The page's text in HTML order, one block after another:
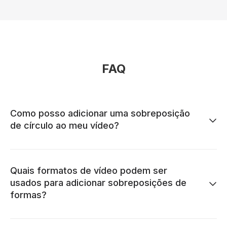
FAQ
Como posso adicionar uma sobreposição
de círculo ao meu vídeo?
Quais formatos de vídeo podem ser
usados para adicionar sobreposições de
formas?